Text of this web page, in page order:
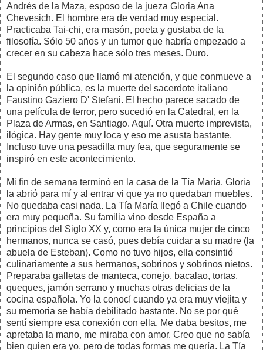
Andrés de la Maza, esposo de la jueza Gloria Ana
Chevesich. El hombre era de verdad muy especial.
Practicaba Tai-chi, era masón, poeta y gustaba de la
filosofía. Sólo 50 años y un tumor que habría empezado a
crecer en su cabeza hace sólo tres meses. Duro.
El segundo caso que llamó mi atención, y que conmueve a
la opinión pública, es la muerte del sacerdote italiano
Faustino Gaziero D' Stefani. El hecho parece sacado de
una película de terror, pero sucedió en la Catedral, en la
Plaza de Armas, en Santiago. Aquí. Otra muerte imprevista,
ilógica. Hay gente muy loca y eso me asusta bastante.
Incluso tuve una pesadilla muy fea, que seguramente se
inspiró en este acontecimiento.
Mi fin de semana terminó en la casa de la Tía María. Gloria
la abrió para mí y al entrar vi que ya no quedaban muebles.
No quedaba casi nada. La Tía María llegó a Chile cuando
era muy pequeña. Su familia vino desde España a
principios del Siglo XX y, como era la única mujer de cinco
hermanos, nunca se casó, pues debía cuidar a su madre (la
abuela de Esteban). Como no tuvo hijos, ella consintió
culinariamente a sus hermanos, sobrinos y sobrinos nietos.
Preparaba galletas de manteca, conejo, bacalao, tortas,
queques, jamón serrano y muchas otras delicias de la
cocina española. Yo la conocí cuando ya era muy viejita y
su memoria se había debilitado bastante. No se por qué
sentí siempre esa conexión con ella. Me daba besitos, me
apretaba la mano, me miraba con amor. Creo que no sabía
bien quien era yo, pero de todas formas me quería. La Tía